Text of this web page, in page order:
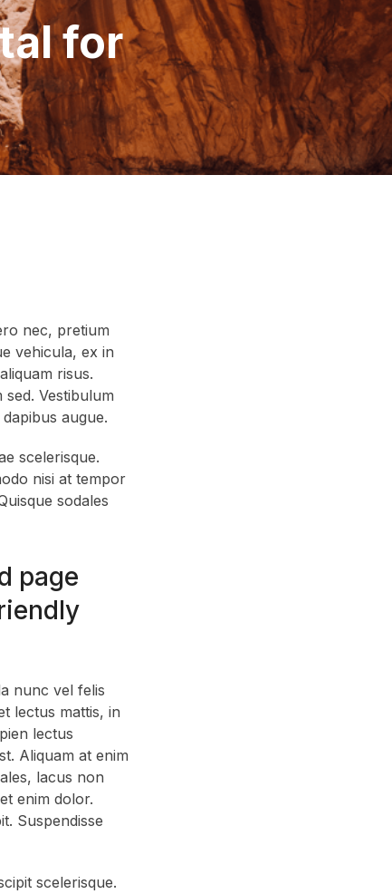
for
nec, pretium
vehicula, ex in
risus.
Vestibulum
augue.
scelerisque.
nisi at tempor
sodales
page
nunc vel felis
lectus mattis, in
lectus
Aliquam at enim
lacus non
enim dolor.
Suspendisse
scelerisque.